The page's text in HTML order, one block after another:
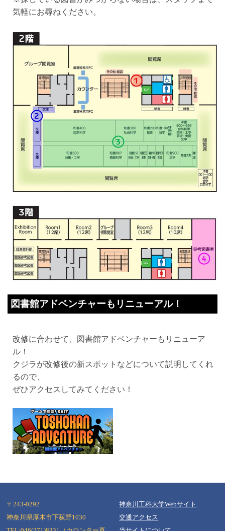
気軽にお尋ねください。
図書館アドベンチャーもリニューアル！
改修に合わせて、図書館アドベンチャーもリニューア
ル！
クジラが改修後の新スポットなどについて説明してくれ
るので、
ぜひアクセスしてみてください！
〒243-0292
神奈川県厚木市下荻野1030
神奈川工科大学Webサイト
交通アクセス